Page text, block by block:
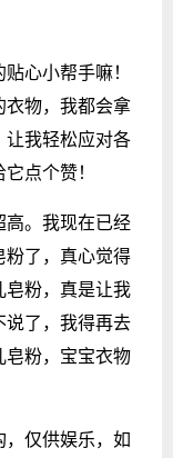
心小帮手嘛！
衣物，我都会拿
让我轻松应对各
点个赞！
高。我现在已经
粉了，真心觉得
皂粉，真是让我
说了，我得再去
皂粉，宝宝衣物
仅供娱乐，如